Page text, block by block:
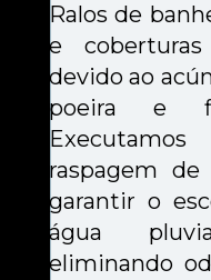
Ralos de
e
devido ao
poeira e
raspagem
garantir o
água
eliminando